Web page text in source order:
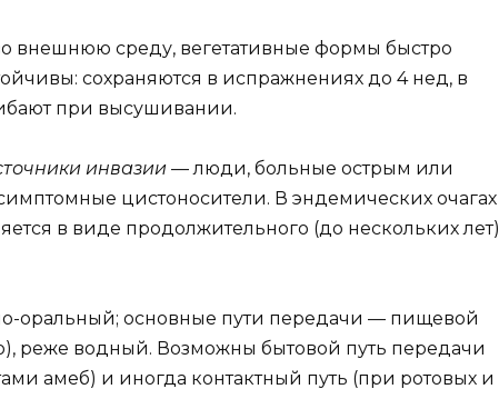
внешнюю среду, вегетативные формы быстро
сохраняются в испражнениях до 4 нед, в
при высушивании.
инвазии — люди, больные острым или
цистоносители. В эндемических очагах
в виде продолжительного (до нескольких лет)
оральный; основные пути передачи — пищевой
реже водный. Возможны бытовой путь передачи
амеб) и иногда контактный путь (при ротовых и